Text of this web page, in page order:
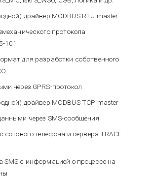
Нативный (родной) драйвер MODBUS RTU master
протокола
101
для разработки собственного
через GPRS-протокол
Нативный (родной) драйвер MODBUS TCP master
через SMS-сообщения
сотового телефона и сервера TRACE
SMS с информацией о процессе на